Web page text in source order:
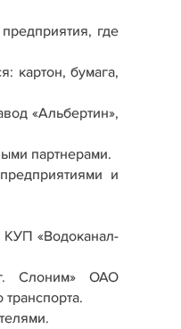
где
картон, бумага,
«Альбертин»,
партнерами.
и
КУП «Водоканал-
Слоним» ОАО